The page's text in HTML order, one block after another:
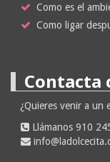
Como es el
Como ligar
Contacta
¿Quieres venir a un
Llámanos 910